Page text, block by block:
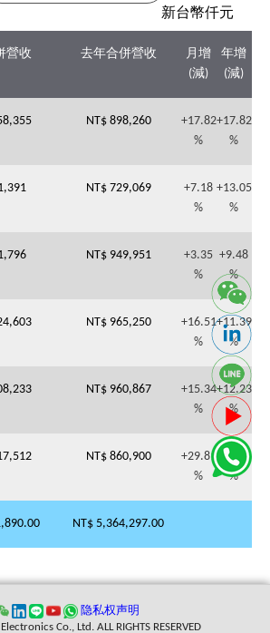
新台幣仟元
營收 去年合併營收
月增
(減)
年增
(減)
NT$ 898,260
+17.82
%
+17.82
%
NT$ 729,069
+7.18
%
+13.05
%
NT$ 949,951
+3.35
%
+9.48
%
NT$ 965,250
+16.51
%
+11.39
%
NT$ 960,867
+15.34
%
+12.23
%
NT$ 860,900
+29.81
%
+15.05
%
NT$ 5,364,297.00
隐私权声明
Co., Ltd. ALL RIGHTS RESERVED